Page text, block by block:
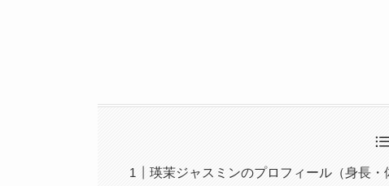
瑛茉ジャスミンのプロフィール（身長・